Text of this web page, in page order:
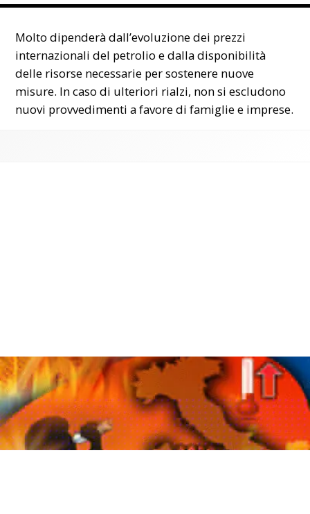
Molto dipenderà dall’evoluzione dei prezzi
internazionali del petrolio e dalla disponibilità
delle risorse necessarie per sostenere nuove
misure. In caso di ulteriori rialzi, non si escludono
nuovi provvedimenti a favore di famiglie e imprese.